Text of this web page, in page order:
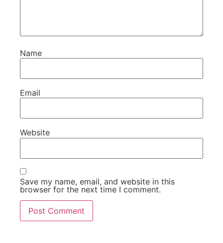
Name
Email
Website
Save my name, email, and website in this
browser for the next time I comment.